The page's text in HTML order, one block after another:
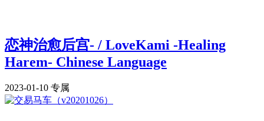
恋神治愈后宫- / LoveKami -Healing
Harem- Chinese Language
2023-01-10 专属